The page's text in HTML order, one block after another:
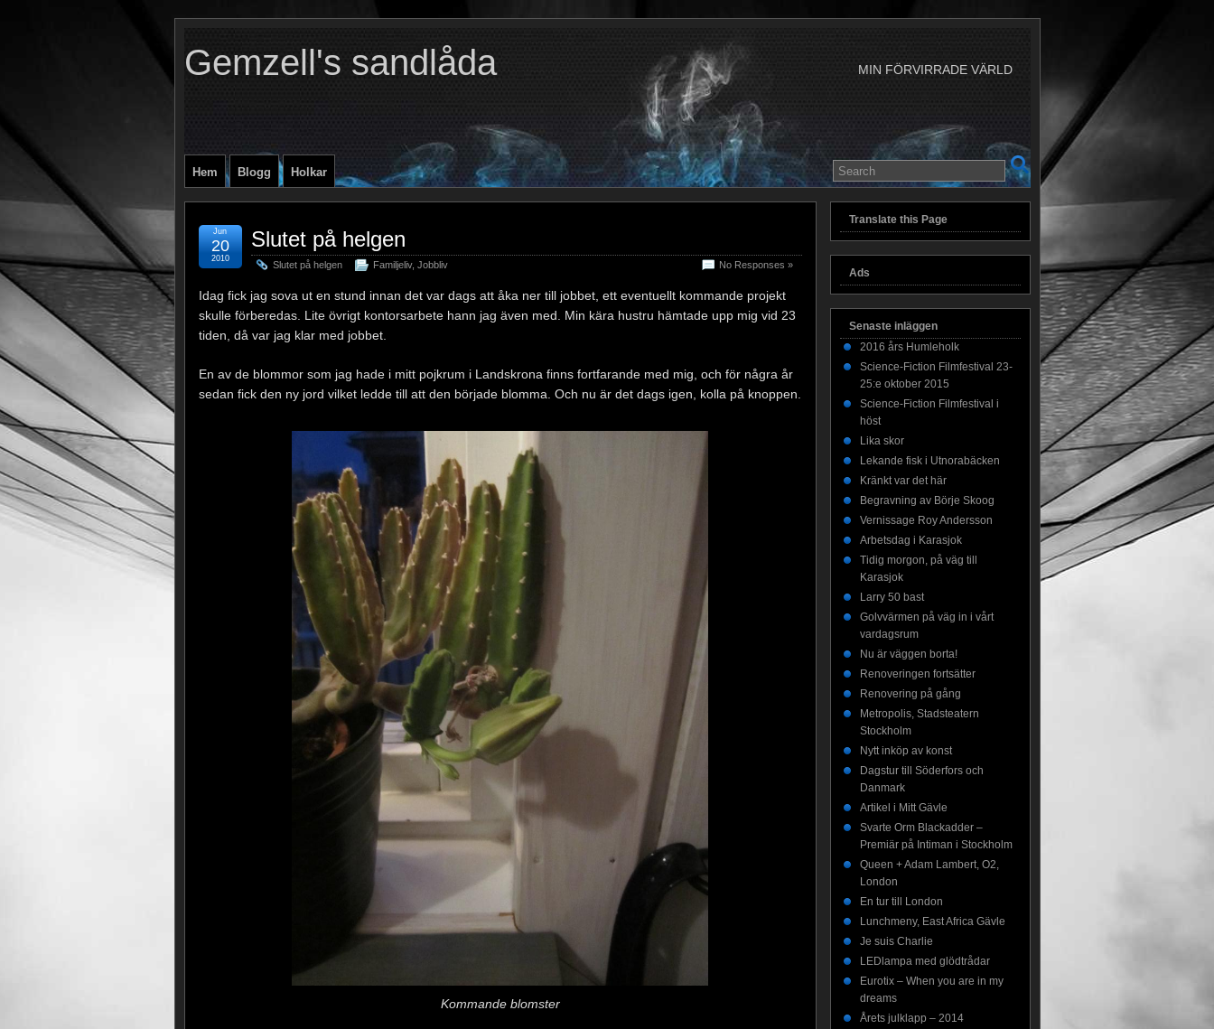
Gemzell's sandlåda MIN FÖRVIRRADE VÄRLD
Hem Blogg Holkar
Slutet på helgen
Slutet på helgen Familjeliv, Jobbliv No Responses »
Jun
20
2010
Idag fick jag sova ut en stund innan det var dags att åka ner till jobbet, ett eventuellt kommande projekt
skulle förberedas. Lite övrigt kontorsarbete hann jag även med. Min kära hustru hämtade upp mig vid 23
tiden, då var jag klar med jobbet.
En av de blommor som jag hade i mitt pojkrum i Landskrona finns fortfarande med mig, och för några år
sedan fick den ny jord vilket ledde till att den började blomma. Och nu är det dags igen, kolla på knoppen.
Kommande blomster
Translate this Page
Ads
Senaste inläggen
2016 års Humleholk
Science-Fiction Filmfestival 23-
25:e oktober 2015
Science-Fiction Filmfestival i
höst
Lika skor
Lekande fisk i Utnorabäcken
Kränkt var det här
Begravning av Börje Skoog
Vernissage Roy Andersson
Arbetsdag i Karasjok
Tidig morgon, på väg till
Karasjok
Larry 50 bast
Golvvärmen på väg in i vårt
vardagsrum
Nu är väggen borta!
Renoveringen fortsätter
Renovering på gång
Metropolis, Stadsteatern
Stockholm
Nytt inköp av konst
Dagstur till Söderfors och
Danmark
Artikel i Mitt Gävle
Svarte Orm Blackadder –
Premiär på Intiman i Stockholm
Queen + Adam Lambert, O2,
London
En tur till London
Lunchmeny, East Africa Gävle
Je suis Charlie
LEDlampa med glödtrådar
Eurotix – When you are in my
dreams
Årets julklapp – 2014